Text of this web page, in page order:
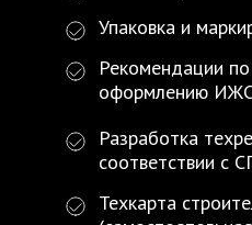
Упаковка и
Рекомендации
оформлению
Разработка
соответствии с
Техкарта